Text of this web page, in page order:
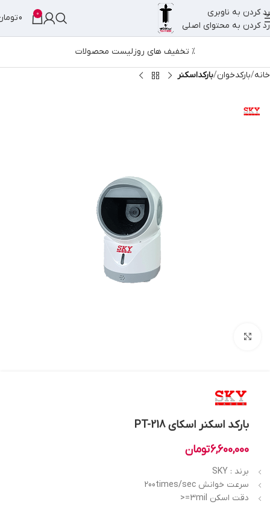
رد کردن به ناوبری
رد کردن به محتوای اصلی
0
0
% تخفیف های روزلیست محصولات
خانه بارکدخوان بارکداسکنر
بارکد اسکنر اسکای PT-218
6,600,000تومان
برند : SKY
سرعت خوانش 200times/sec
دقت اسکن 3mil=<